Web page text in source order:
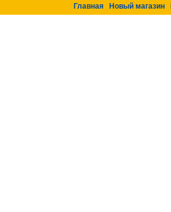
Главная Новый магазин